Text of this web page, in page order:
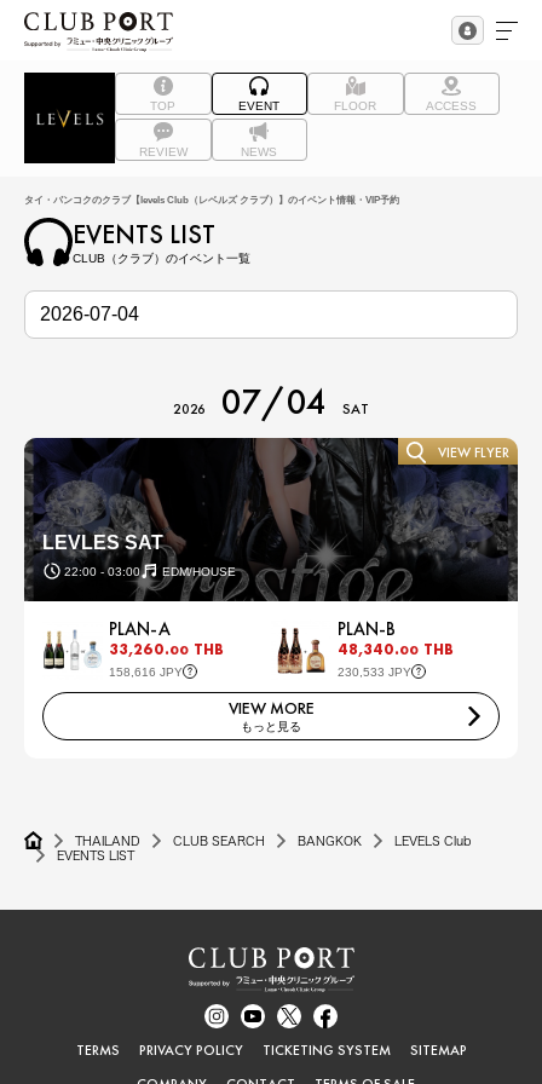
TOP EVENT FLOOR ACCESS
REVIEW NEWS
タイ・バンコクのクラブ【levels Club（レベルズ クラブ）】のイベント情報・VIP予約
EVENTS LIST
CLUB（クラブ）のイベント一覧
2026 07/04 SAT
LEVLES SAT
22:00 - 03:00 EDM/HOUSE
VIEW FLYER
PLAN-A
33,260.00 THB
158,616 JPY
PLAN-B
48,340.00 THB
230,533 JPY
VIEW MORE
もっと見る
THAILAND CLUB SEARCH BANGKOK
LEVELS Club
EVENTS LIST
TERMS PRIVACY POLICY TICKETING SYSTEM
SITEMAP